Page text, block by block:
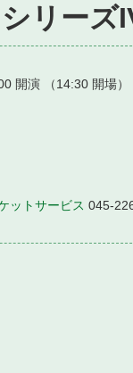
リーズ
開演 （14:30 開場）
ットサービス 045-